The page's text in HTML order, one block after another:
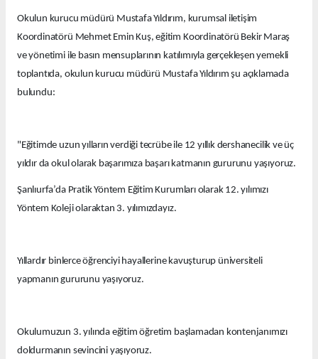
Okulun kurucu müdürü Mustafa Yıldırım, kurumsal iletişim
Koordinatörü Mehmet Emin Kuş, eğitim Koordinatörü Bekir Maraş
ve yönetimi ile basın mensuplarının katılımıyla gerçekleşen yemekli
toplantıda, okulun kurucu müdürü Mustafa Yıldırım şu açıklamada
bulundu:
"Eğitimde uzun yılların verdiği tecrübe ile 12 yıllık dershanecilik ve üç
yıldır da okul olarak başarımıza başarı katmanın gururunu yaşıyoruz.
Şanlıurfa’da Pratik Yöntem Eğitim Kurumları olarak 12. yılımızı
Yöntem Koleji olaraktan 3. yılımızdayız.
Yıllardır binlerce öğrenciyi hayallerine kavuşturup üniversiteli
yapmanın gururunu yaşıyoruz.
Okulumuzun 3. yılında eğitim öğretim başlamadan kontenjanımızı
doldurmanın sevincini yaşıyoruz.